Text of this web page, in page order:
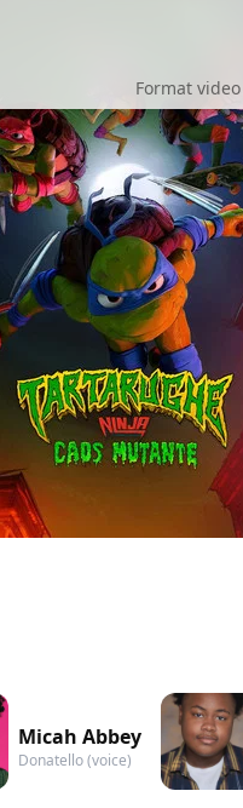
Format video
Film Tartarughe
Micah Abbey
Donatello (voice)